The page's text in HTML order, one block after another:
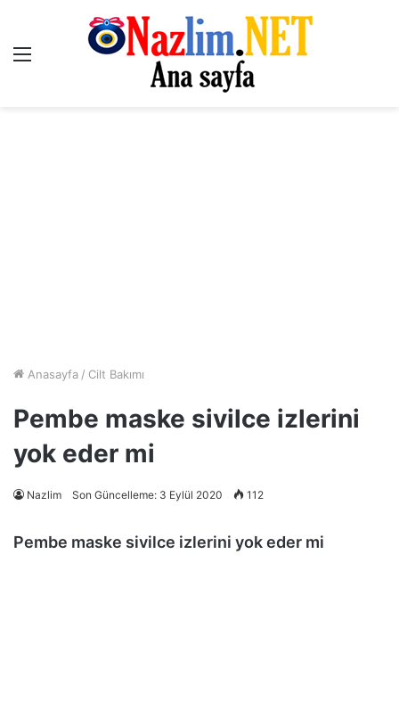
Menü
Anasayfa / Cilt Bakımı
Pembe maske sivilce izlerini
yok eder mi
Nazlim Son Güncelleme: 3 Eylül 2020 112
Pembe maske sivilce izlerini yok eder mi